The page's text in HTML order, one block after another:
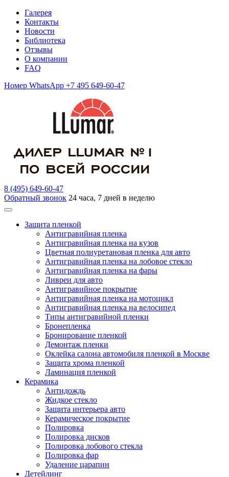
Галерея
Контакты
Новости
Библиотека
Отзывы
О компании
FAQ
Номер WhatsApp +7 495 649-60-47
8 (495) 649-60-47
Обратный звонок 24 часа, 7 дней в неделю
Защита пленкой
Антигравийная пленка
Антигравийная пленка на кузов
Цветная полиуретановая пленка для авто
Антигравийная пленка на лобовое стекло
Антигравийная пленка на фары
Ливреи для авто
Антигравийное покрытие
Антигравийная пленка на мотоцикл
Антигравийная пленка на велосипед
Типы антигравийной пленки
Бронепленка
Бронирование пленкой
Демонтаж пленки
Оклейка салона автомобиля пленкой в Москве
Защита хрома пленкой
Ламинация пленкой
Керамика
Антидождь
Жидкое стекло
Защита интерьера авто
Керамическое покрытие
Полировка
Полировка дисков
Полировка лобового стекла
Полировка фар
Удаление царапин
Детейлинг